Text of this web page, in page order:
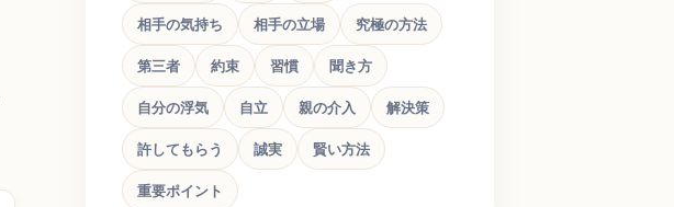
相手の気持ち 相手の立場 究極の方法
第三者 約束 習慣 聞き方
自分の浮気 自立 親の介入 解決策
許してもらう 誠実 賢い方法
重要ポイント